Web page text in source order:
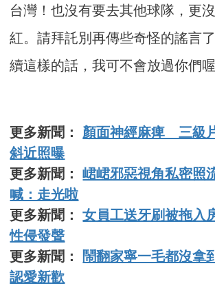
台灣！也沒有要去其他球隊，更
紅。請拜託別再傳些奇怪的謠言
續這樣的話，我可不會放過你們喔
更多新聞： 顏面神經麻痺 三級
斜近照曝
更多新聞：峮峮邪惡視角私密
喊：走光啦
更多新聞：女員工送牙刷被拖入
性侵發聲
更多新聞：
鬧翻家寧一毛都沒
認愛新歡